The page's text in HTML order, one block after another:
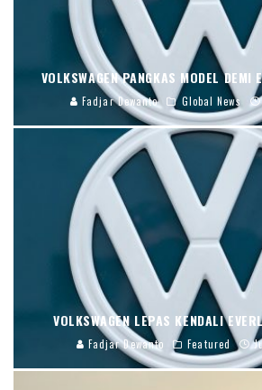
VOLKSWAGEN PANGKAS MODEL DEMI
Fadjar Dewanto Global News
VOLKSWAGEN LEPAS KENDALI
Fadjar Dewanto Featured